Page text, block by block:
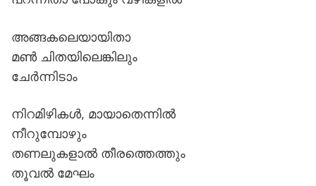
അങ്ങകലെയായിതാ
മൺ ചിതയിലെങ്കിലും
ചേർന്നിടാം
നിറമിഴികൾ, മായാതെന്നിൽ
നീറുമ്പോഴും
തണലുകളാൽ തീരത്തെത്തും
തൂവൽ മേഘം